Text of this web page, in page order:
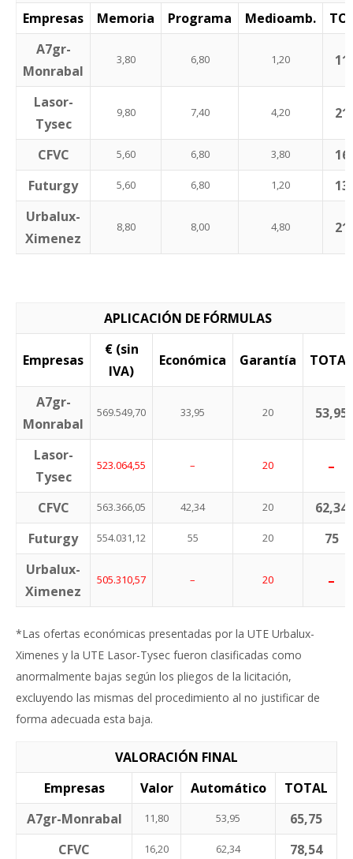
Empresas Memoria Programa Medioamb.
A7gr-
Monrabal
3,80 6,80 1,20
Lasor-
Tysec
9,80 7,40 4,20
CFVC 5,60 6,80 3,80
Futurgy
5,60 6,80 1,20
Urbalux-
Ximenez
8,80 8,00 4,80
APLICACIÓN DE FÓRMULAS
Empresas
€ (sin
IVA)
Económica Garantía TOTAL
A7gr-
Monrabal
569.549,70 33,95 20 53,95
Lasor-
Tysec
523.064,55 – 20 –
CFVC 563.366,05 42,34 20
62,34
Futurgy
554.031,12 55 20
75
Urbalux-
Ximenez
505.310,57 – 20 –
*Las ofertas económicas presentadas por la UTE Urbalux-
Ximenes y la UTE Lasor-Tysec fueron clasificadas como
anormalmente bajas según los pliegos de la licitación,
excluyendo las mismas del procedimiento al no justificar de
forma adecuada esta baja.
VALORACIÓN FINAL
Empresas
Valor Automático
TOTAL
A7gr-Monrabal
11,80 53,95
65,75
CFVC
16,20 62,34
78,54